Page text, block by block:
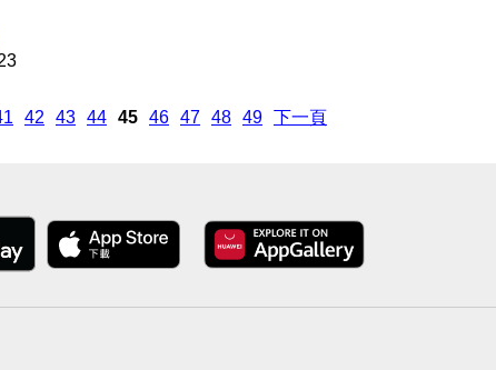
42 43 44 45 46 47 48 49 下一頁